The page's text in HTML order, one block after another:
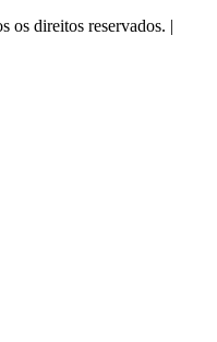
os direitos reservados. |